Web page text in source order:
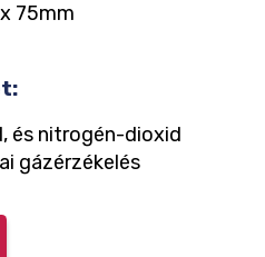
75mm
és nitrogén-dioxid
gázérzékelés